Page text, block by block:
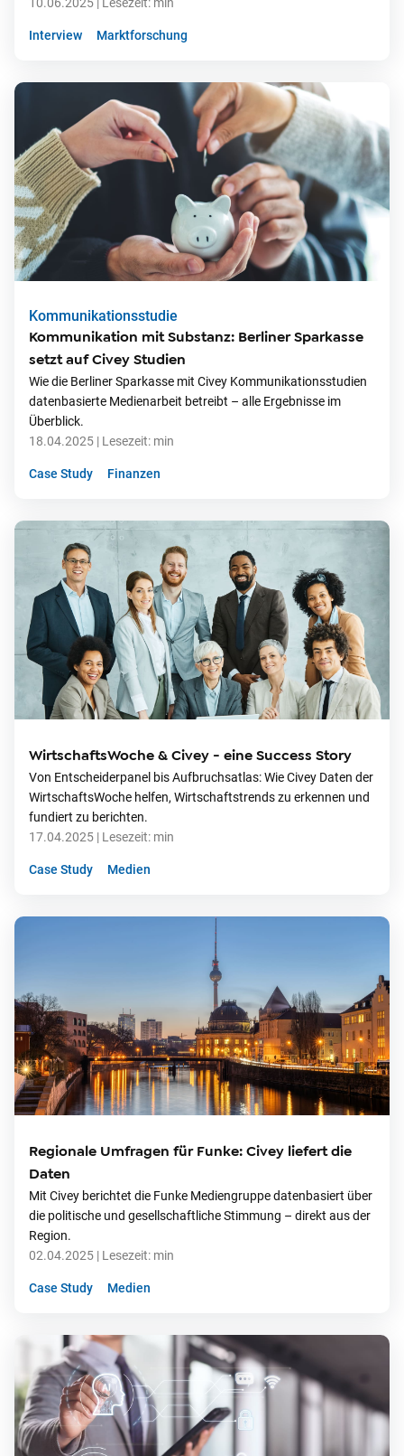
Interview Marktforschung
Kommunikationsstudie
Kommunikation mit Substanz: Berliner Sparkasse
setzt auf Civey Studien
Wie die Berliner Sparkasse mit Civey Kommunikationsstudien
datenbasierte Medienarbeit betreibt – alle Ergebnisse im
Überblick.
18.04.2025 | Lesezeit: min
Case Study Finanzen
WirtschaftsWoche & Civey - eine Success Story
Von Entscheiderpanel bis Aufbruchsatlas: Wie Civey Daten der
WirtschaftsWoche helfen, Wirtschaftstrends zu erkennen und
fundiert zu berichten.
17.04.2025 | Lesezeit: min
Case Study Medien
Regionale Umfragen für Funke: Civey liefert die
Daten
Mit Civey berichtet die Funke Mediengruppe datenbasiert über
die politische und gesellschaftliche Stimmung – direkt aus der
Region.
02.04.2025 | Lesezeit: min
Case Study Medien